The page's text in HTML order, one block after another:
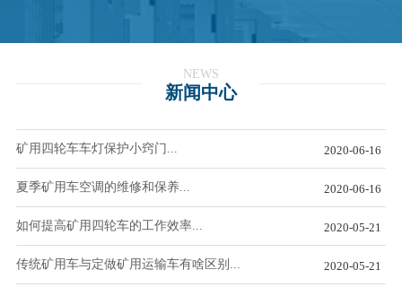
NEWS
新闻中心
矿用四轮车车灯保护小窍门... 2020-06-16
夏季矿用车空调的维修和保养... 2020-06-16
如何提高矿用四轮车的工作效率... 2020-05-21
传统矿用车与定做矿用运输车有啥区别... 2020-05-21